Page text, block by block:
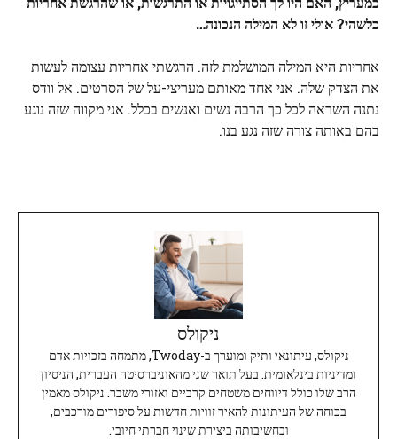
כלשהי? אולי זו לא המילה הנכונה…
אחריות היא המילה המושלמת לזה. הרגשתי אחריות עצומה לעשות
את הצדק שלה. אני אחד מאותם מעריצי-על של הסרטים. אל וודס
נתנה השראה לכל כך הרבה נשים ואנשים בכלל. אני מקווה שזה נוגע
בהם באותה צורה שזה נגע בנו.
ניקולס
ניקולס, עיתונאי ותיק ומוערך ב-Twoday, מתמחה בזכויות אדם
ומדיניות בינלאומית. בעל תואר שני מהאוניברסיטה העברית, הניסיון
הרב שלו כולל דיווחים משטחים קרביים ואזורי משבר. ניקולס מאמין
בכוחה של העיתונות להאיר זוויות חדשות על סיפורים מורכבים,
ובחשיבותה ביצירת שינוי חברתי חיובי.